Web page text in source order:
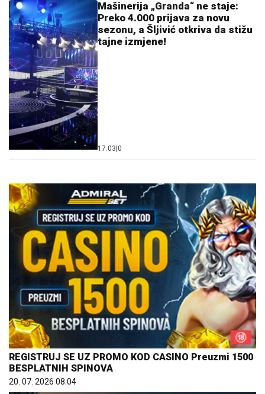
Mašinerija „Granda“ ne staje:
Preko 4.000 prijava za novu
sezonu, a Šljivić otkriva da stižu
tajne izmjene!
17:03 0
REGISTRUJ SE UZ PROMO KOD CASINO Preuzmi 1500
BESPLATNIH SPINOVA
20. 07. 2026 08:04